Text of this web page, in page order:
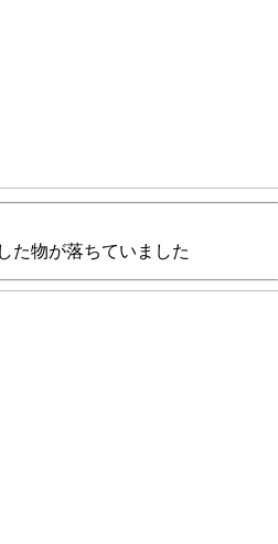
た物が落ちていました